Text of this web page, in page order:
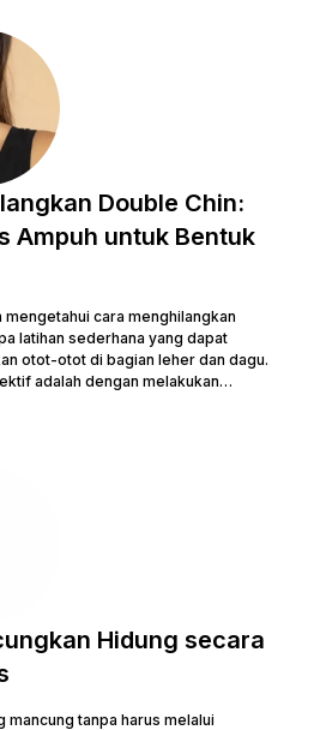
penyerapan produk perawatan kulit
adalah pilihan pembersih yang
untuk menghapus makeup dan
Double Chin:
Ampuh untuk Bentuk
cara menghilangkan
latihan sederhana yang dapat
otot-otot di bagian leher dan dagu.
adalah dengan melakukan
mulut secara berulang. Kamu
di bawah ini. 5 Penyebab Double
Hidung secara
mancung tanpa harus melalui